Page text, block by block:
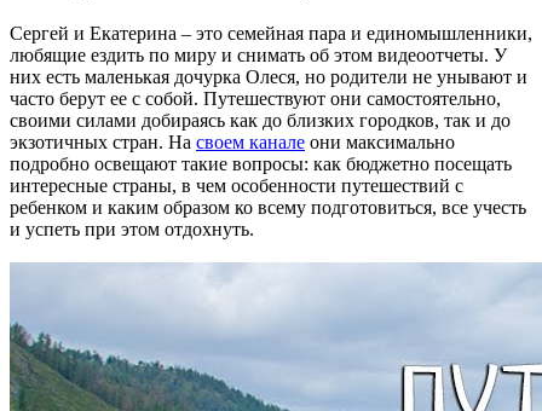
Сергей и Екатерина – это семейная пара и единомышленники,
любящие ездить по миру и снимать об этом видеоотчеты. У
них есть маленькая дочурка Олеся, но родители не унывают и
часто берут ее с собой. Путешествуют они самостоятельно,
своими силами добираясь как до близких городков, так и до
экзотичных стран. На своем канале они максимально
подробно освещают такие вопросы: как бюджетно посещать
интересные страны, в чем особенности путешествий с
ребенком и каким образом ко всему подготовиться, все учесть
и успеть при этом отдохнуть.